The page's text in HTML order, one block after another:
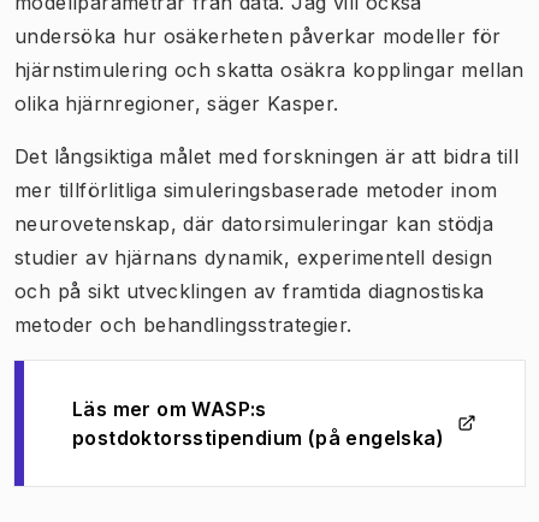
undersöka hur osäkerheten påverkar modeller för
hjärnstimulering och skatta osäkra kopplingar mellan
olika hjärnregioner, säger Kasper.
Det långsiktiga målet med forskningen är att bidra till
mer tillförlitliga simuleringsbaserade metoder inom
neurovetenskap, där datorsimuleringar kan stödja
studier av hjärnans dynamik, experimentell design
och på sikt utvecklingen av framtida diagnostiska
metoder och behandlingsstrategier.
Läs mer om WASP:s
postdoktorsstipendium (på engelska)
(Öppnas i ny flik)